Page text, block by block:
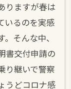
りますが春は
いるのを実感
そんな中、
書交付申請の
り継いで警察
うどコロナ感